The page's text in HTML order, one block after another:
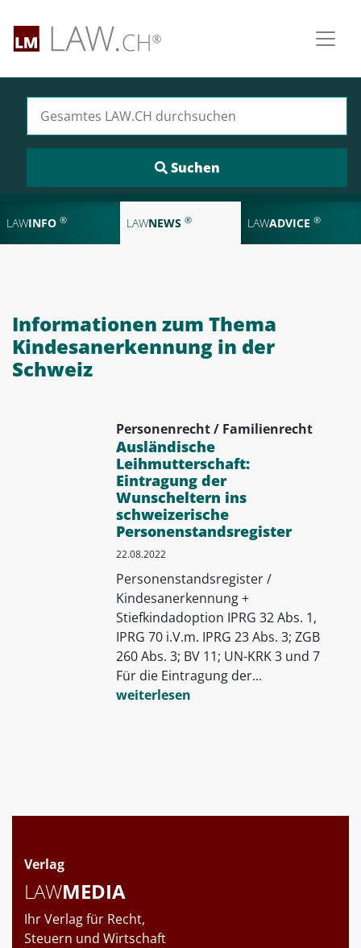
LAWINFO ® LAWNEWS ® LAWADVICE ®
Informationen zum Thema
Kindesanerkennung in der
Schweiz
Personenrecht / Familienrecht
Ausländische
Leihmutterschaft:
Eintragung der
Wunscheltern ins
schweizerische
Personenstandsregister
22.08.2022
Personenstandsregister /
Kindesanerkennung +
Stiefkindadoption IPRG 32 Abs. 1,
IPRG 70 i.V.m. IPRG 23 Abs. 3; ZGB
260 Abs. 3; BV 11; UN-KRK 3 und 7
Für die Eintragung der...
weiterlesen
Verlag
LAWMEDIA
Ihr Verlag für Recht,
Steuern und Wirtschaft